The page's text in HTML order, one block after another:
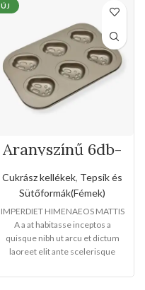
ÚJ
Aranyszínű 6db-
os nyuszi formájú
tepsi
Cukrász kellékek, Tepsik és
Sütőformák(Fémek)
IMPERDIET HIMENAEOS MATTIS
A a at habitasse inceptos a
quisque nibh ut arcu et dictum
laoreet elit ante scelerisque